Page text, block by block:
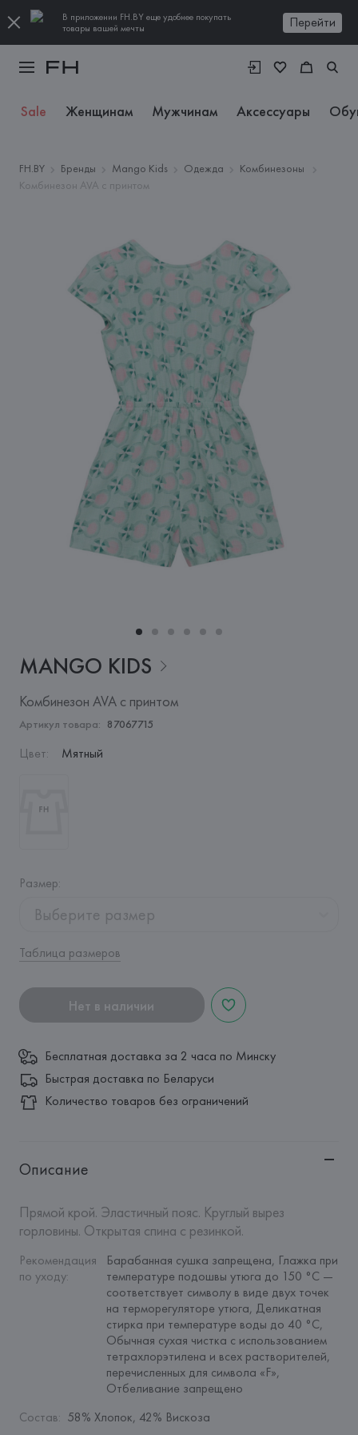
В приложении FH.BY еще удобнее покупать
товары вашей мечты
Перейти
Sale Женщинам Мужчинам Аксессуары
FH.BY Бренды Mango Kids Одежда
Комбинезоны
Комбинезон AVA с принтом
MANGO KIDS
Комбинезон AVA с принтом
Артикул товара: 87067715
Цвет: Мятный
Размер:
Выберите размер
Таблица размеров
Нет в наличии
Бесплатная доставка за 2 часа по Минску
Быстрая доставка по Беларуси
Количество товаров без ограничений
Описание
Прямой крой. Эластичный пояс. Круглый вырез
горловины. Открытая спина с резинкой.
Рекомендация
по уходу:
Барабанная сушка запрещена, Глажка при
температуре подошвы утюга до 150 °C —
соответствует символу в виде двух точек
на терморегуляторе утюга, Деликатная
стирка при температуре воды до 40 °C,
Обычная сухая чистка с использованием
тетрахлорэтилена и всех растворителей,
перечисленных для символа «F»,
Отбеливание запрещено
Состав: 58% Хлопок, 42% Вискоза